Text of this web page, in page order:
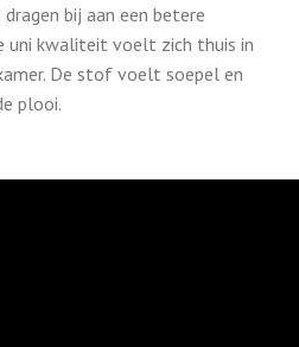
bij aan een betere
uni kwaliteit voelt zich thuis in
De stof voelt soepel en
plooi.